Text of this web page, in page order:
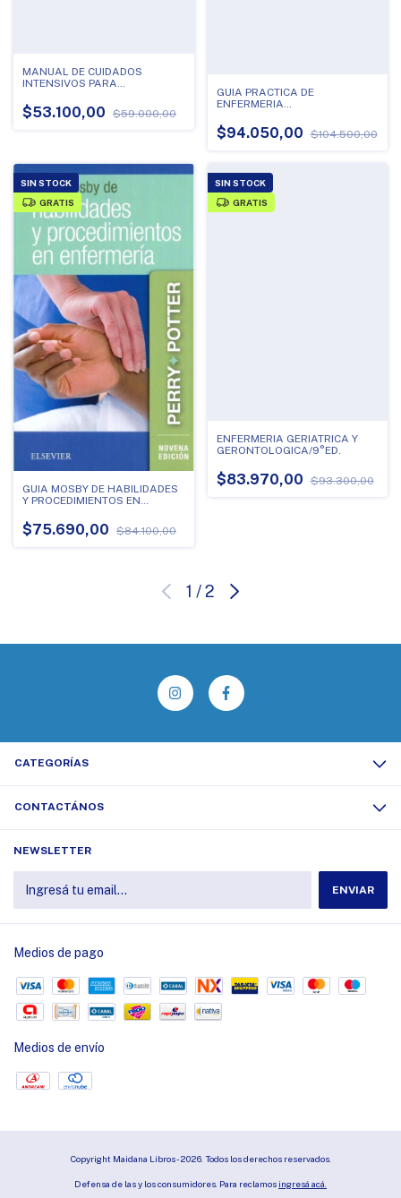
MANUAL DE CUIDADOS
INTENSIVOS PARA
$53.100,00 $59.000,00
GUIA PRACTICA DE
ENFERMERIA
$94.050,00 $104.500,00
SIN STOCK
GRATIS
GUIA MOSBY DE HABILIDADES
Y PROCEDIMIENTOS EN
$75.690,00 $84.100,00
SIN STOCK
GRATIS
ENFERMERIA GERIATRICA Y
GERONTOLOGICA/9°ED.
$83.970,00 $93.300,00
1 /2
CATEGORÍAS
CONTACTÁNOS
NEWSLETTER
Medios de pago
Medios de envío
Copyright Maidana Libros - 2026. Todos los derechos reservados.
Defensa de las y los consumidores. Para reclamos ingresá acá.